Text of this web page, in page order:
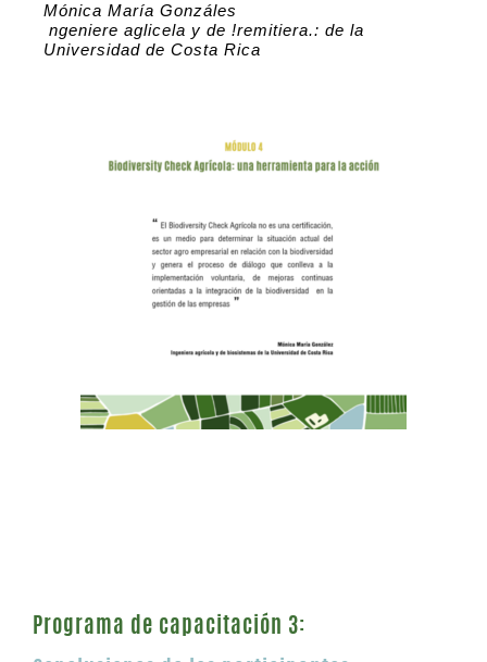
Mónica María Gonzáles
ngeniere aglicela y de !remitiera.: de la
Universidad de Costa Rica
Programa de capacitación 3: